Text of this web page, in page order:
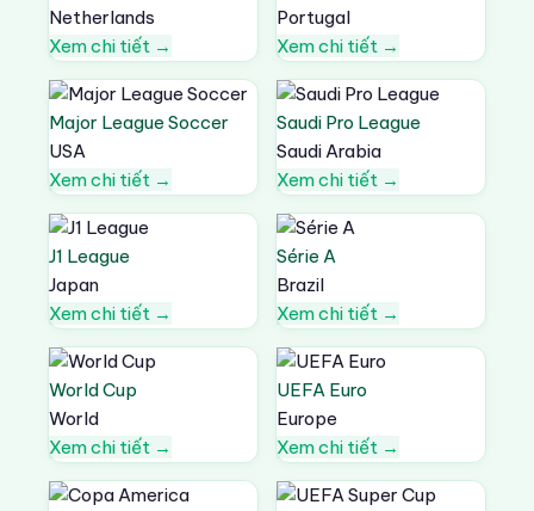
Netherlands
Xem chi tiết →
Portugal
Xem chi tiết →
Major League Soccer
USA
Xem chi tiết →
Saudi Pro League
Saudi Arabia
Xem chi tiết →
J1 League
Japan
Xem chi tiết →
Série A
Brazil
Xem chi tiết →
World Cup
World
Xem chi tiết →
UEFA Euro
Europe
Xem chi tiết →